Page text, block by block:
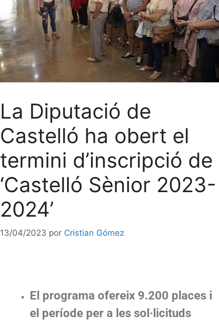
La Diputació de
Castelló ha obert el
termini d’inscripció de
‘Castelló Sènior 2023-
2024’
13/04/2023 por Cristian Gómez
El programa ofereix 9.200 places i
el període per a les sol·licituds